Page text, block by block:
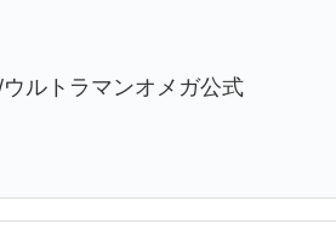
ルトラマンオメガ公式